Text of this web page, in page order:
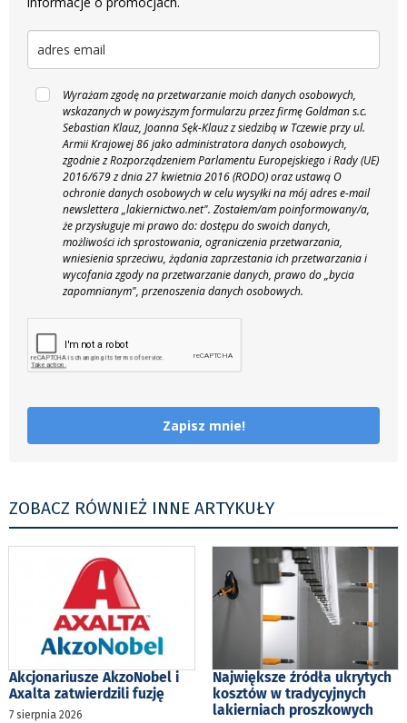
Wyrażam zgodę na przetwarzanie moich danych osobowych,
wskazanych w powyższym formularzu przez firmę Goldman s.c.
Sebastian Klauz, Joanna Sęk-Klauz z siedzibą w Tczewie przy ul.
Armii Krajowej 86 jako administratora danych osobowych,
zgodnie z Rozporządzeniem Parlamentu Europejskiego i Rady (UE)
2016/679 z dnia 27 kwietnia 2016 (RODO) oraz ustawą O
ochronie danych osobowych w celu wysyłki na mój adres e-mail
newslettera „lakiernictwo.net". Zostałem/am poinformowany/a,
że przysługuje mi prawo do: dostępu do swoich danych,
możliwości ich sprostowania, ograniczenia przetwarzania,
wniesienia sprzeciwu, żądania zaprzestania ich przetwarzania i
wycofania zgody na przetwarzanie danych, prawo do „bycia
zapomnianym", przenoszenia danych osobowych.
Zapisz mnie!
ZOBACZ RÓWNIEŻ INNE ARTYKUŁY
Akcjonariusze AkzoNobel i
Axalta zatwierdzili fuzję
7 sierpnia 2026
Największe źródła ukrytych
kosztów w tradycyjnych
lakierniach proszkowych